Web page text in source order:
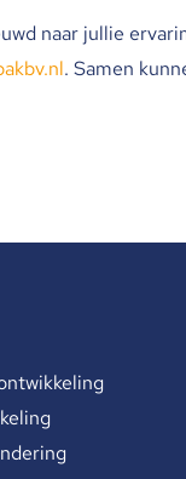
naar jullie
. Samen